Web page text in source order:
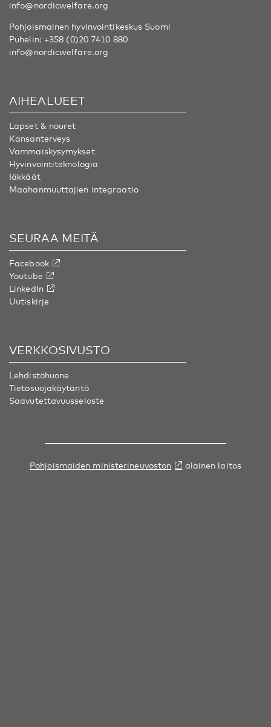
info@nordicwelfare.org
Pohjoismainen hyvinvointikeskus Suomi
Puhelin: +358 (0)20 7410 880
info@nordicwelfare.org
AIHEALUEET
Lapset & nouret
Kansanterveys
Vammaiskysymykset
Hyvinvointiteknologia
Iäkkäät
Maahanmuuttajien integraatio
SEURAA MEITÄ
Facebook
Youtube
LinkedIn
Uutiskirje
VERKKOSIVUSTO
Lehdistöhuone
Tietosuojakäytäntö
Saavutettavuusseloste
Pohjoismaiden ministerineuvoston alainen laitos